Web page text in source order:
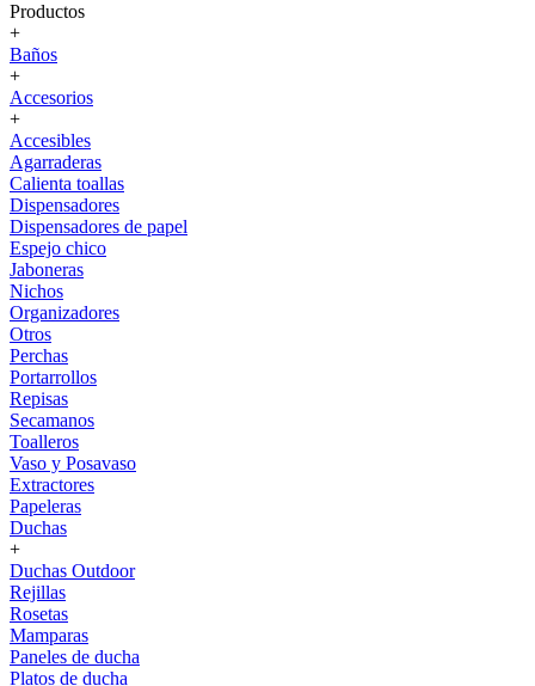
Productos
+
Baños
+
Accesorios
+
Accesibles
Agarraderas
Calienta toallas
Dispensadores
Dispensadores de papel
Espejo chico
Jaboneras
Nichos
Organizadores
Otros
Perchas
Portarrollos
Repisas
Secamanos
Toalleros
Vaso y Posavaso
Extractores
Papeleras
Duchas
+
Duchas Outdoor
Rejillas
Rosetas
Mamparas
Paneles de ducha
Platos de ducha